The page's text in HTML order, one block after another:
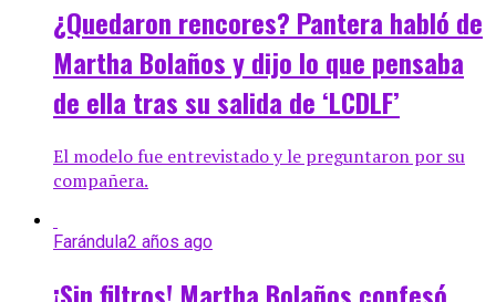
¿Quedaron rencores? Pantera habló de
Martha Bolaños y dijo lo que pensaba
de ella tras su salida de ‘LCDLF’
El modelo fue entrevistado y le preguntaron por su
compañera.
Farándula2 años ago
¡Sin filtros! Martha Bolaños confesó